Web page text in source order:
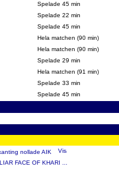
Spelade 45 min
Spelade 22 min
Spelade 45 min
Hela matchen (90 min)
Hela matchen (90 min)
Spelade 29 min
Hela matchen (91 min)
Spelade 33 min
Spelade 45 min
nollade AIK
FACE OF KHARI ...